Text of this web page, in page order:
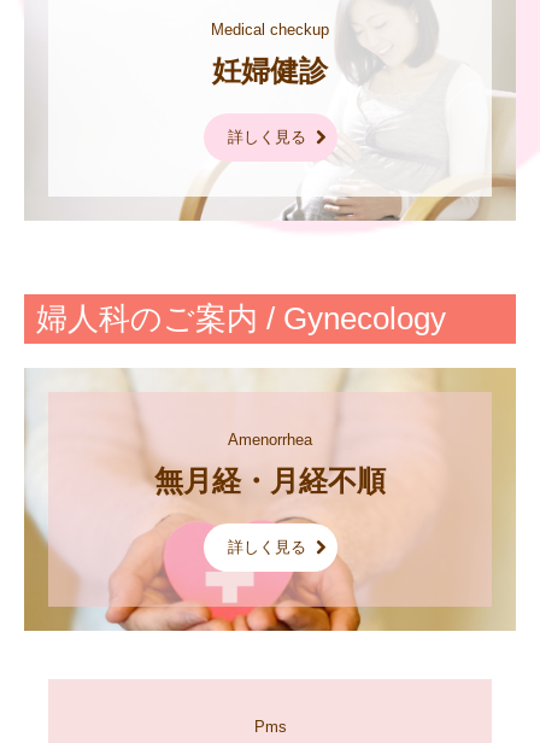
Medical checkup
詳しく見る
婦人科のご案内 / Gynecology
Amenorrhea
無月経・月経不順
詳しく見る
Pms